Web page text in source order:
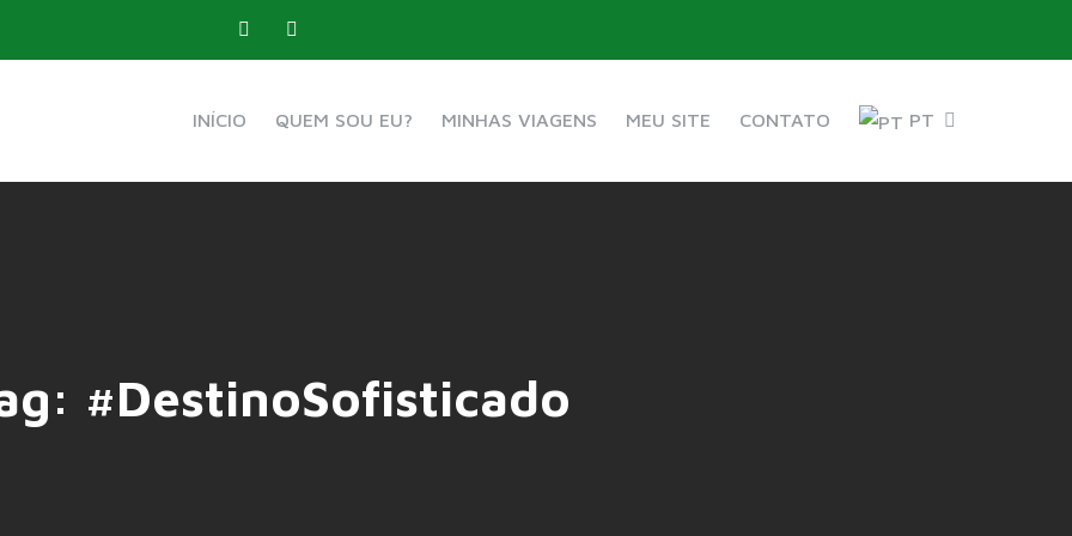
INÍCIO QUEM SOU EU? MINHAS VIAGENS MEU SITE CONTATO PT
#DestinoSofisticado